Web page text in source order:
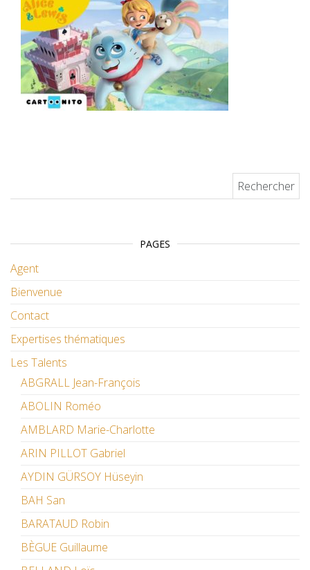
PAGES
Agent
Bienvenue
Contact
Expertises thématiques
Les Talents
ABGRALL Jean-François
ABOLIN Roméo
AMBLARD Marie-Charlotte
ARIN PILLOT Gabriel
AYDIN GÜRSOY Hüseyin
BAH San
BARATAUD Robin
BÈGUE Guillaume